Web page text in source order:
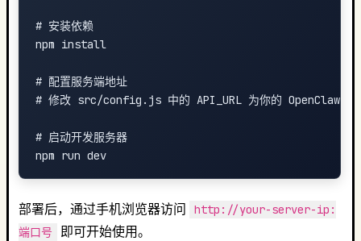
# 安装依赖
npm install
# 配置服务端地址
# 修改 src/config.js 中的 API_URL 为你的 OpenClaw 服
# 启动开发服务器
部署后，通过手机浏览器访问
http://your-server-ip:
端口号
即可开始使用。